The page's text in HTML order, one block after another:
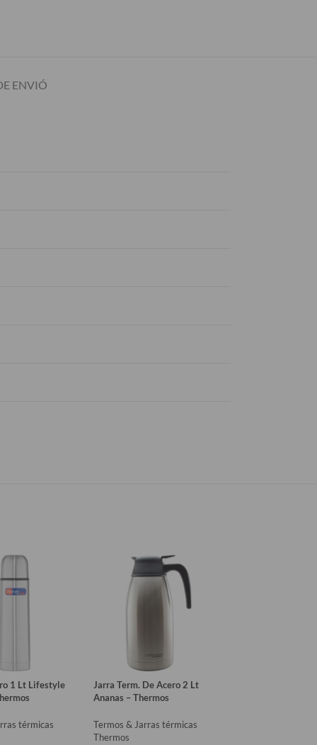
ENVIÓ
1 Lt Lifestyle
térmicas
Jarra Term. De Acero 2 Lt
Ananas – Thermos
Termos & Jarras térmicas
Thermos